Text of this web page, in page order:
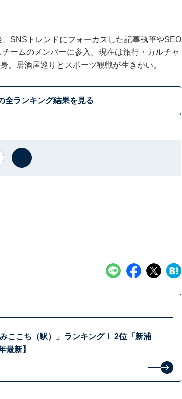
SNSトレンドにフォーカスした記事執筆やSEO
ームのメンバーに参入。現在は旅行・カルチャ
。居酒屋巡りとスポーツ観戦が生きがい。
全ランキング結果を見る
ここち（駅）」ランキング！ 2位「新浦
最新】